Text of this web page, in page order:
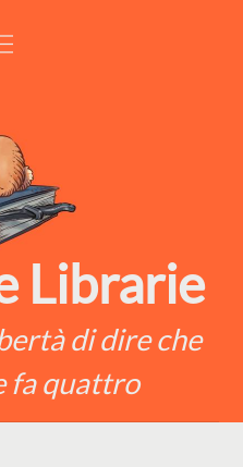
Librarie
di dire che
fa quattro